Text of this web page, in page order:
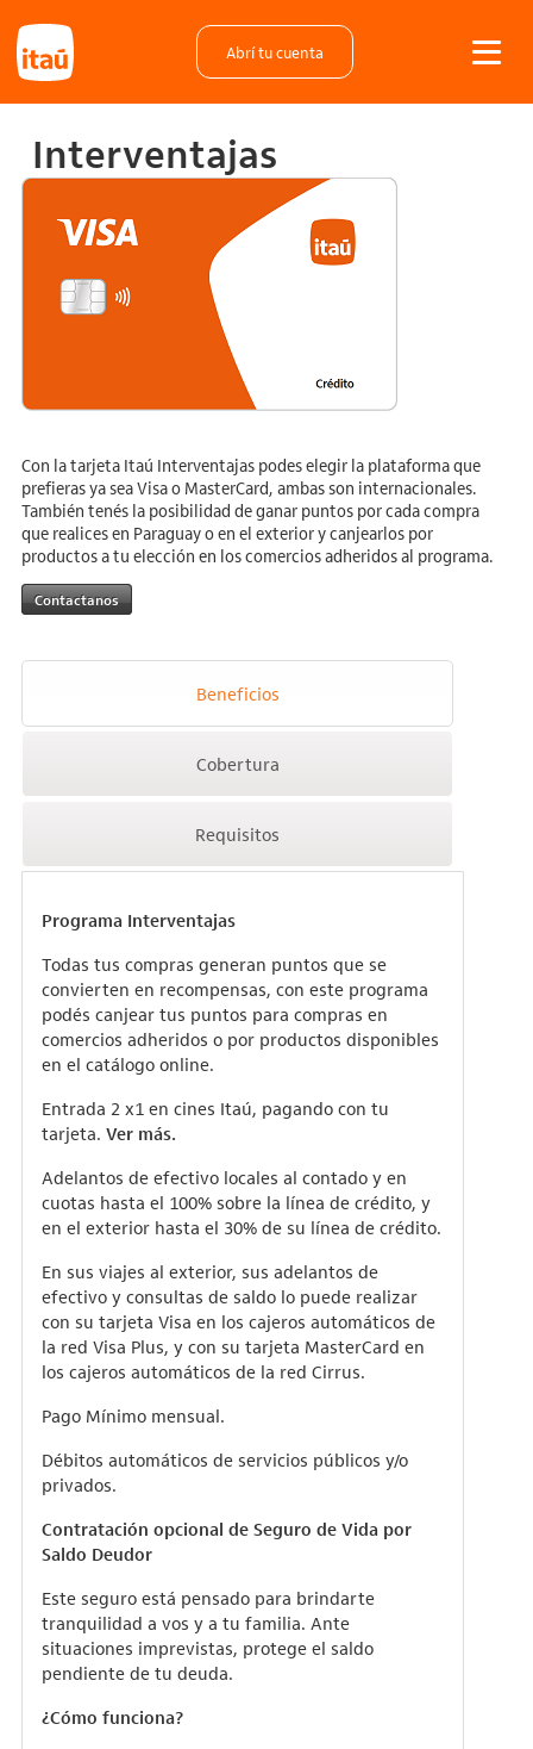
Abrí tu cuenta
Interventajas
Con la tarjeta Itaú Interventajas podes elegir la plataforma que
prefieras ya sea Visa o MasterCard, ambas son internacionales.
También tenés la posibilidad de ganar puntos por cada compra
que realices en Paraguay o en el exterior y canjearlos por
productos a tu elección en los comercios adheridos al programa.
Contactanos
Beneficios
Cobertura
Requisitos
Programa Interventajas
Todas tus compras generan puntos que se
convierten en recompensas, con este programa
podés canjear tus puntos para compras en
comercios adheridos o por productos disponibles
en el catálogo online.
Entrada 2 x1 en cines Itaú, pagando con tu
tarjeta.Ver más.
Adelantos de efectivo locales al contado y en
cuotas hasta el 100% sobre la línea de crédito, y
en el exterior hasta el 30% de su línea de crédito.
En sus viajes al exterior, sus adelantos de
efectivo y consultas de saldo lo puede realizar
con su tarjeta Visa en los cajeros automáticos de
la red Visa Plus, y con su tarjeta MasterCard en
loscajeros automáticos de la red Cirrus.
Pago Mínimo mensual.
Débitos automáticos de servicios públicos y/o
privados.
Contratación opcional de Seguro de Vida por
Saldo Deudor
Este seguro está pensado para brindarte
tranquilidad a vos y a tu familia. Ante
situaciones imprevistas, protege el saldo
pendiente de tu deuda.
¿Cómo funciona?